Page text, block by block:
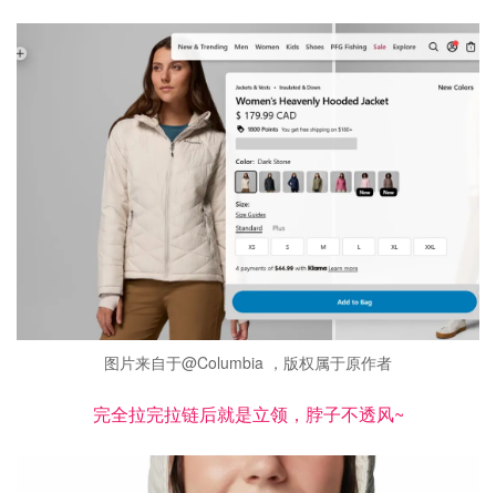
图片来自于@Columbia ，版权属于原作者
完全拉完拉链后就是立领，脖子不透风~